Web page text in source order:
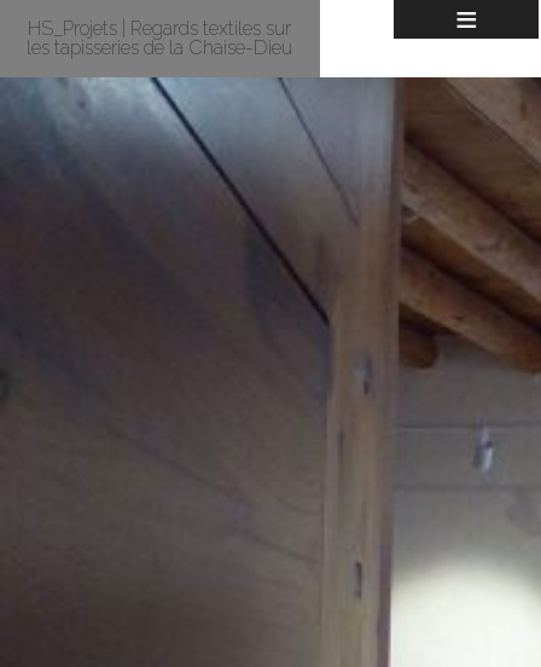
≡
HS_Projets | Regards textiles sur
les tapisseries de la Chaise-Dieu